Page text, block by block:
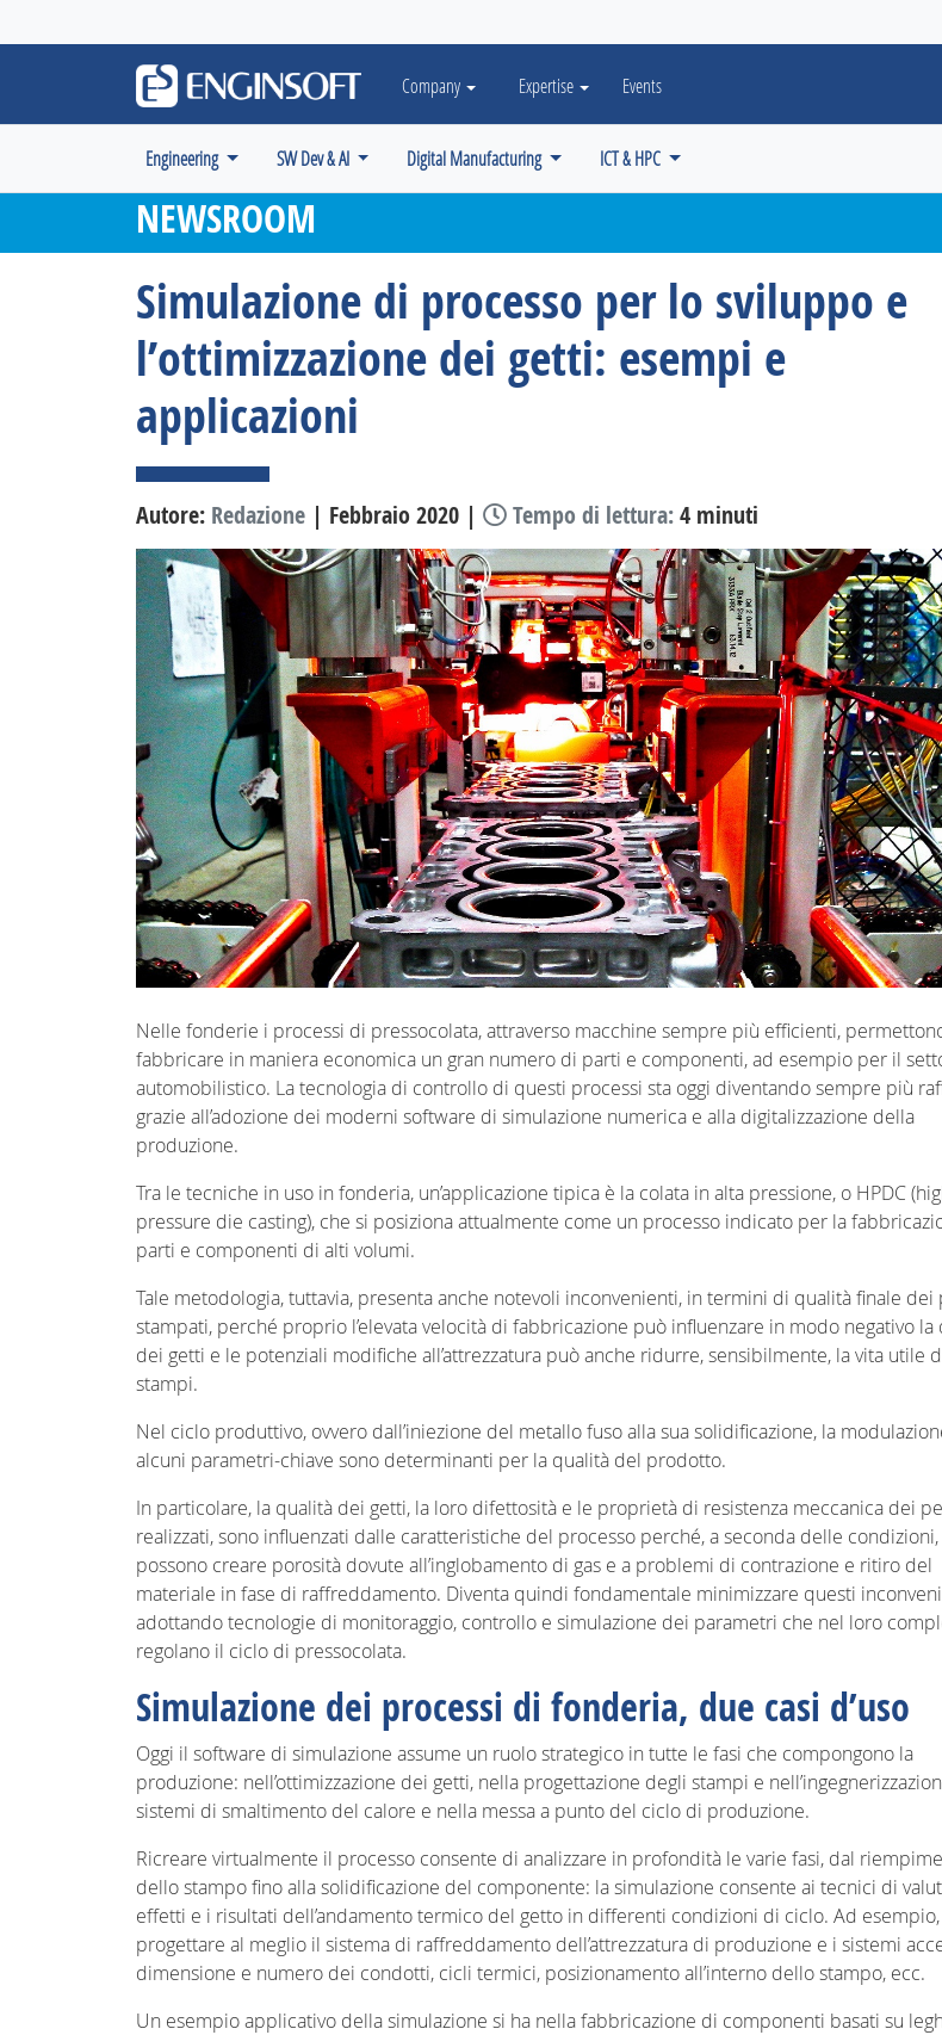
Company Expertise Events
Engineering SW Dev & AI Digital Manufacturing ICT & HPC
NEWSROOM
Simulazione di processo per lo sviluppo e
l’ottimizzazione dei getti: esempi e
applicazioni
Autore: Redazione | Febbraio 2020 | Tempo di lettura:4 minuti
Nelle fonderie i processi di pressocolata, attraverso macchine sempre più efficienti,
fabbricare in maniera economica un gran numero di parti e componenti, ad esempio per il
automobilistico. La tecnologia di controllo di questi processi sta oggi diventando sempre più
grazie all’adozione dei moderni software di simulazione numerica e alla digitalizzazione della
produzione.
Tra le tecniche in uso in fonderia, un’applicazione tipica è la colata in alta pressione, o HPDC
pressure die casting), che si posiziona attualmente come un processo indicato per la
parti e componenti di alti volumi.
Tale metodologia, tuttavia, presenta anche notevoli inconvenienti, in termini di qualità finale
stampati, perché proprio l’elevata velocità di fabbricazione può influenzare in modo negativo la
dei getti e le potenziali modifiche all’attrezzatura può anche ridurre, sensibilmente, la vita utile
stampi.
Nel ciclo produttivo, ovvero dall’iniezione del metallo fuso alla sua solidificazione, la
alcuni parametri-chiave sono determinanti per la qualità del prodotto.
In particolare, la qualità dei getti, la loro difettosità e le proprietà di resistenza meccanica dei
realizzati, sono influenzati dalle caratteristiche del processo perché, a seconda delle condizioni,
possono creare porosità dovute all’inglobamento di gas e a problemi di contrazione e ritiro del
materiale in fase di raffreddamento. Diventa quindi fondamentale minimizzare questi
adottando tecnologie di monitoraggio, controllo e simulazione dei parametri che nel loro
regolano il ciclo di pressocolata.
Simulazione dei processi di fonderia, due casi d’uso
Oggi il software di simulazione assume un ruolo strategico in tutte le fasi che compongono la
produzione: nell’ottimizzazione dei getti, nella progettazione degli stampi e
sistemi di smaltimento del calore e nella messa a punto del ciclo di produzione.
Ricreare virtualmente il processo consente di analizzare in profondità le varie fasi, dal
dello stampo fino alla solidificazione del componente: la simulazione consente ai tecnici di
effetti e i risultati dell’andamento termico del getto in differenti condizioni di ciclo. Ad esempio,
progettare al meglio il sistema di raffreddamento dell’attrezzatura di produzione e i sistemi
dimensione e numero dei condotti, cicli termici, posizionamento all’interno dello stampo, ecc.
Un esempio applicativo della simulazione si ha nella fabbricazione di componenti basati su
May we use cookies to track your activities? We take your privacy very seriously. Please